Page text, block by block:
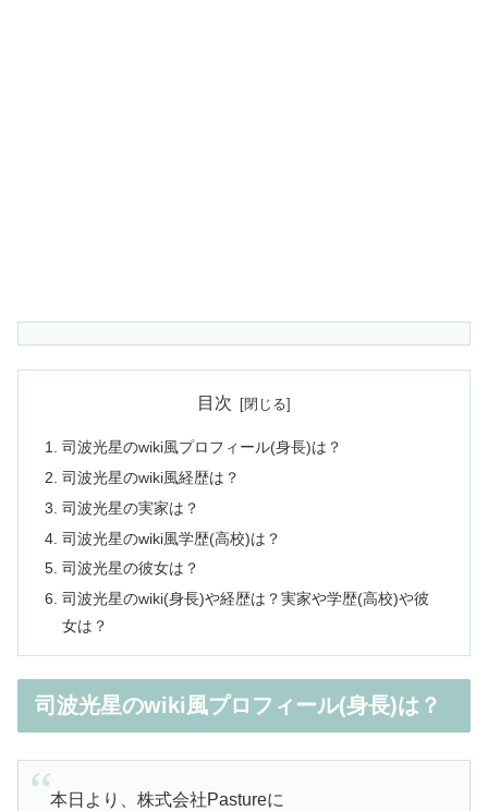
目次
司波光星のwiki風プロフィール(身長)は？
司波光星のwiki風経歴は？
司波光星の実家は？
司波光星のwiki風学歴(高校)は？
司波光星の彼女は？
司波光星のwiki(身長)や経歴は？実家や学歴(高校)や彼
女は？
司波光星のwiki風プロフィール(身長)は？
本日より、株式会社Pastureに